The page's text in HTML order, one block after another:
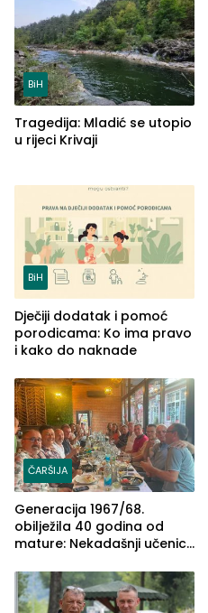
BiH
Tragedija: Mladić se utopio
u rijeci Krivaji
BiH
Dječiji dodatak i pomoć
porodicama: Ko ima pravo
i kako do naknade
ČARŠIJA
Generacija 1967/68.
obilježila 40 godina od
mature: Nekadašnji učenici
(FOTO)